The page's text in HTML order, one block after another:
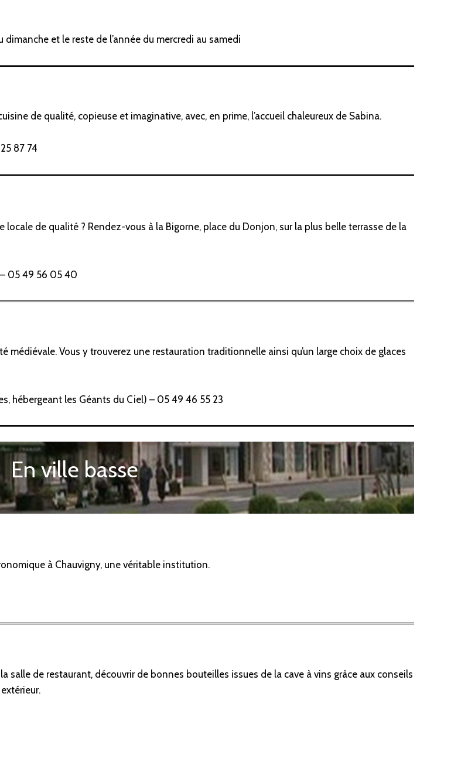
et le reste de l’année du mercredi au samedi
de qualité, copieuse et imaginative, avec, en prime, l’accueil chaleureux de Sabina.
87 74
de qualité ? Rendez-vous à la Bigorne, place du Donjon, sur la plus belle terrasse de la
05 49 56 05 40
médiévale. Vous y trouverez une restauration traditionnelle ainsi qu’un large choix de glaces
hébergeant les Géants du Ciel) – 05 49 46 55 23
En ville basse
à Chauvigny, une véritable institution.
salle de restaurant, découvrir de bonnes bouteilles issues de la cave à vins grâce aux conseils